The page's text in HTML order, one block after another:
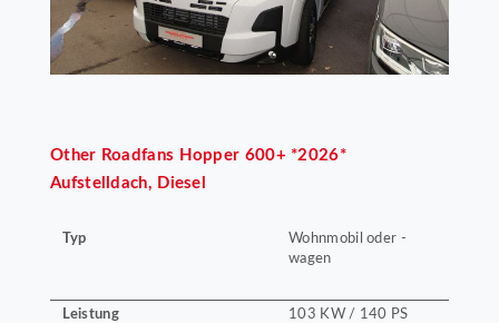
Other Roadfans Hopper 600+ *2026*
Aufstelldach, Diesel
Typ
Wohnmobil oder -
wagen
Leistung 103 KW / 140 PS